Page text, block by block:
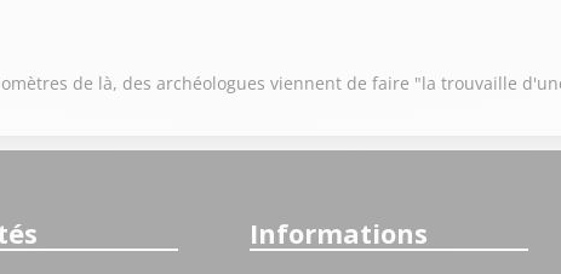
de là, des archéologues viennent de faire "la trouvaille
Informations